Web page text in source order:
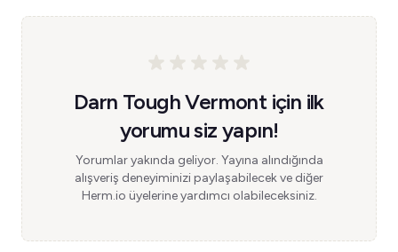
Darn Tough Vermont için ilk
yorumu siz yapın!
Yorumlar yakında geliyor. Yayına alındığında
alışveriş deneyiminizi paylaşabilecek ve diğer
Herm.io üyelerine yardımcı olabileceksiniz.